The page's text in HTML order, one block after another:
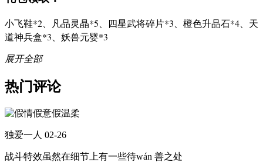
小飞鞋*2、凡品灵晶*5、四星武将碎片*3、橙色升品石*4、天
道神兵盒*3、妖兽元婴*3
展开全部
热门评论
独爱一人 02-26
战斗特效虽然在细节上有一些待wán 善之处